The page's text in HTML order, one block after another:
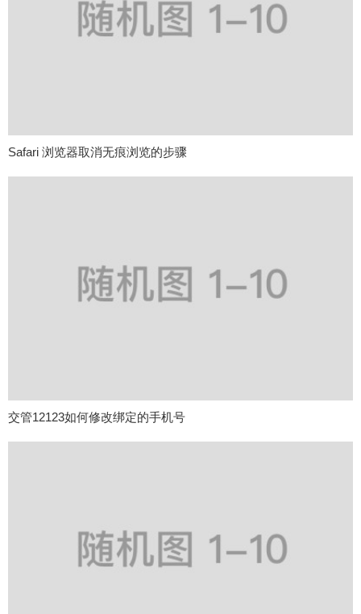
Safari 浏览器取消无痕浏览的步骤
交管12123如何修改绑定的手机号